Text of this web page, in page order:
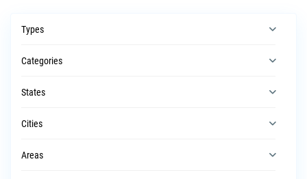
Types
Categories
States
Cities
Areas